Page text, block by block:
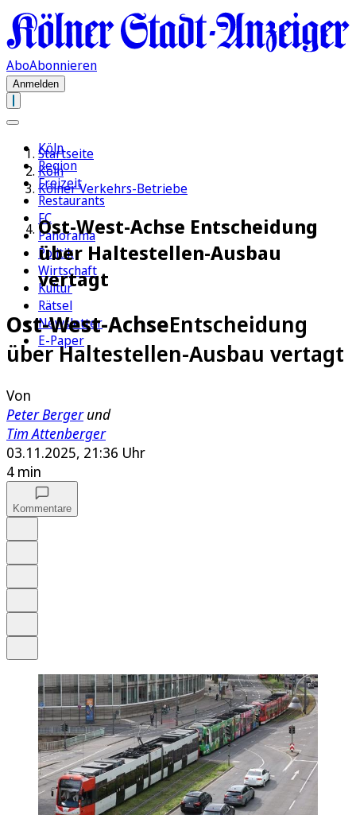
AboAbonnieren
Anmelden
Köln
Region
Freizeit
Restaurants
FC
Panorama
Politik
Wirtschaft
Kultur
Rätsel
Newsletter
E-Paper
Startseite
Köln
Kölner Verkehrs-Betriebe
Ost-West-Achse Entscheidung
über Haltestellen-Ausbau
vertagt
Ost-West-AchseEntscheidung
über Haltestellen-Ausbau vertagt
Von
Peter Bergerund
Tim Attenberger
03.11.2025, 21:36 Uhr
4 min
Kommentare